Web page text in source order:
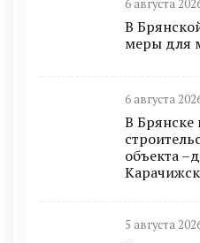
6 августа
В
меры для
6 августа
В Брянске
объекта
5 августа